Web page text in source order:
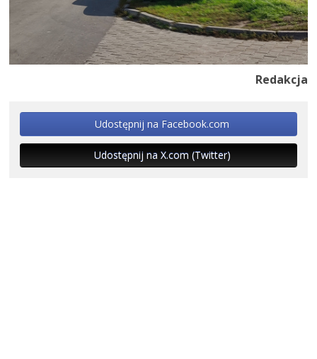
Redakcja
Udostępnij na Facebook.com
Udostępnij na X.com (Twitter)